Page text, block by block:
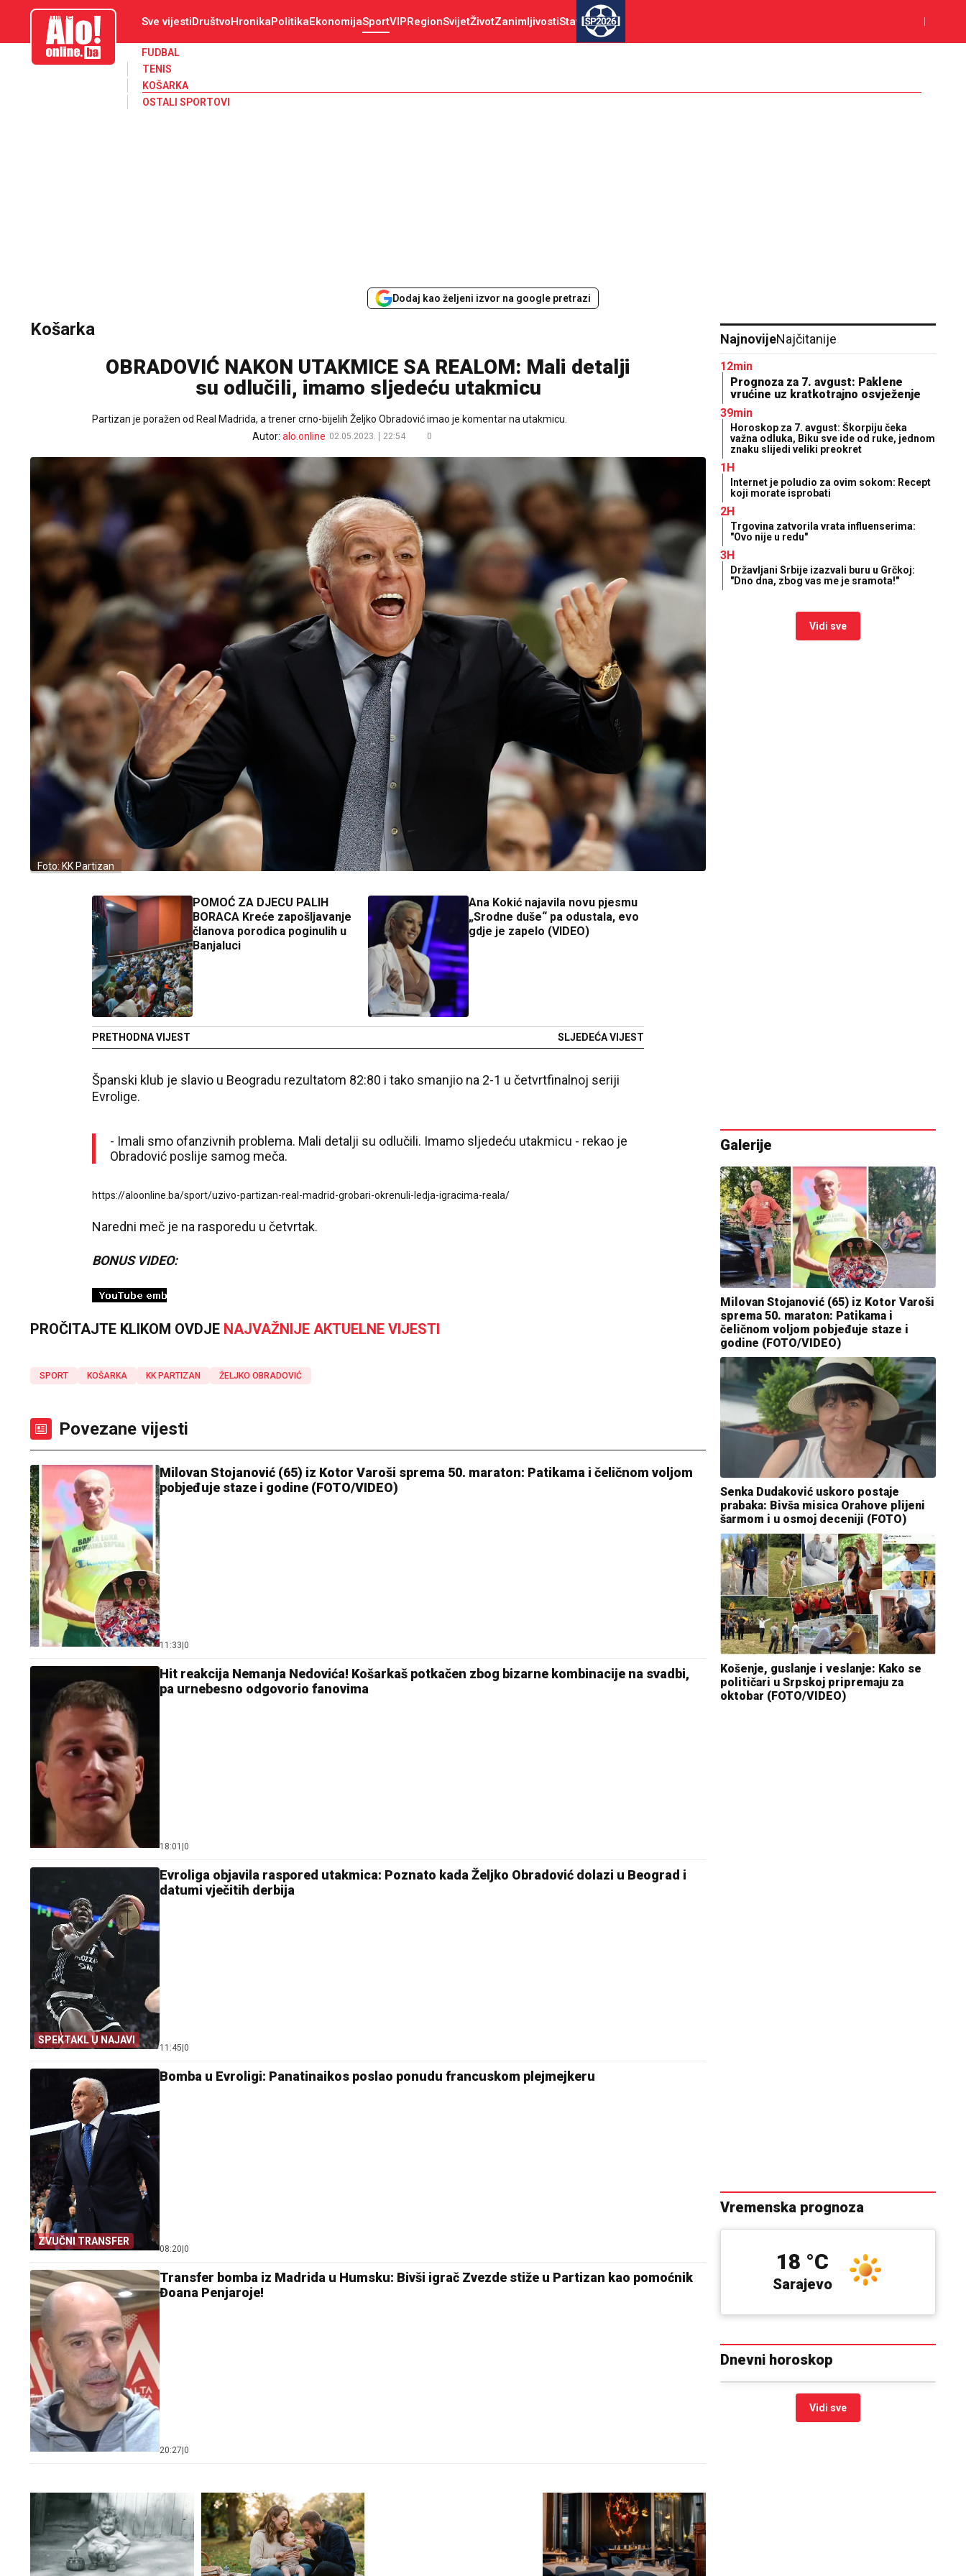
aloonline.ba Sve vijestiDruštvoHronikaPolitikaEkonomijaSportVIPRegionSvijetŽivotZanimljivostiStav SP2026
FUDBAL
TENIS
KOŠARKA
OSTALI SPORTOVI
Dodaj kao željeni izvor na google pretrazi
Košarka
OBRADOVIĆ NAKON UTAKMICE SA REALOM: Mali detalji
su odlučili, imamo sljedeću utakmicu
Partizan je poražen od Real Madrida, a trener crno-bijelih Željko Obradović imao je komentar na utakmicu.
Autor: alo.online 02.05.2023. 22:54 0
Foto: KK Partizan
POMOĆ ZA DJECU PALIH
BORACA Kreće zapošljavanje
članova porodica poginulih u
Banjaluci
PRETHODNA VIJEST
Ana Kokić najavila novu pjesmu
„Srodne duše“ pa odustala, evo
gdje je zapelo (VIDEO)
SLJEDEĆA VIJEST
Španski klub je slavio u Beogradu rezultatom 82:80 i tako smanjio na 2-1 u četvrtfinalnoj seriji
Evrolige.
- Imali smo ofanzivnih problema. Mali detalji su odlučili. Imamo sljedeću utakmicu - rekao je
Obradović poslije samog meča.
https://aloonline.ba/sport/uzivo-partizan-real-madrid-grobari-okrenuli-ledja-igracima-reala/
Naredni meč je na rasporedu u četvrtak.
BONUS VIDEO:
PROČITAJTE KLIKOM OVDJE NAJVAŽNIJE AKTUELNE VIJESTI
SPORT KOŠARKA KK PARTIZAN ŽELJKO OBRADOVIĆ
Povezane vijesti
Milovan Stojanović (65) iz Kotor Varoši sprema 50. maraton: Patikama i čeličnom voljom
pobjeđuje staze i godine (FOTO/VIDEO)
11:33 0
Hit reakcija Nemanja Nedovića! Košarkaš potkačen zbog bizarne kombinacije na svadbi,
pa urnebesno odgovorio fanovima
18:01 0
SPEKTAKL U NAJAVI
Evroliga objavila raspored utakmica: Poznato kada Željko Obradović dolazi u Beograd i
datumi vječitih derbija
11:45 0
ZVUČNI TRANSFER
Bomba u Evroligi: Panatinaikos poslao ponudu francuskom plejmejkeru
08:20 0
Transfer bomba iz Madrida u Humsku: Bivši igrač Zvezde stiže u Partizan kao pomoćnik
Đoana Penjaroje!
20:27 0
NajnovijeNajčitanije
12min
Prognoza za 7. avgust: Paklene
vrućine uz kratkotrajno osvježenje
39min
Horoskop za 7. avgust: Škorpiju čeka
važna odluka, Biku sve ide od ruke, jednom
znaku slijedi veliki preokret
1H
Internet je poludio za ovim sokom: Recept
koji morate isprobati
2H
Trgovina zatvorila vrata influenserima:
"Ovo nije u redu"
3H
Državljani Srbije izazvali buru u Grčkoj:
"Dno dna, zbog vas me je sramota!"
Vidi sve
Galerije
Milovan Stojanović (65) iz Kotor Varoši
sprema 50. maraton: Patikama i
čeličnom voljom pobjeđuje staze i
godine (FOTO/VIDEO)
Senka Dudaković uskoro postaje
prabaka: Bivša misica Orahove plijeni
šarmom i u osmoj deceniji (FOTO)
Košenje, guslanje i veslanje: Kako se
političari u Srpskoj pripremaju za
oktobar (FOTO/VIDEO)
Vremenska prognoza
Pale Sarajevo
18 °C
Dnevni horoskop
Vidi sve